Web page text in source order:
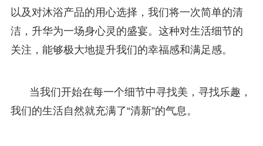
以及对沐浴产品的用心选择，我们将一次简单的清
洁，升华为一场身心灵的盛宴。这种对生活细节的
关注，能够极大地提升我们的幸福感和满足感。
当我们开始在每一个细节中寻找美，寻找乐趣，
我们的生活自然就充满了“清新”的气息。